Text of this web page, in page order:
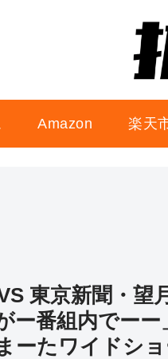
Amazon 楽天
東京新聞・
ー番組内でー
ーたワイドシ